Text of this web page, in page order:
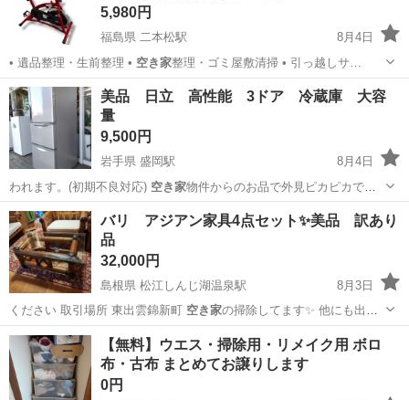
5,980円
福島県 二本松駅
8月4日
• 遺品整理・生前整理 • 空き家 整理・ゴミ屋敷清掃 • 引っ越しサ…
福島 二本松市 二本松駅 フィットネス、トレーニング
リユース
美品 日立 高性能 3ドア 冷蔵庫 大容
量
9,500円
岩手県 盛岡駅
8月4日
われます。(初期不良対応) 空き家物件からのお品で外見ピカピカで使
用感も…
岩手 盛岡市 盛岡駅 キッチン家電 商品
バリ アジアン家具4点セット✨️美品 訳あり
品
32,000円
島根県 松江しんじ湖温泉駅
8月3日
ください 取引場所 東出雲錦新町 空き家の掃除してます✨️ 他にも出品
しますの…
島根 松江市 松江しんじ湖温泉駅 家具
【無料】ウエス・掃除用・リメイク用 ボロ
布・古布 まとめてお譲りします
0円